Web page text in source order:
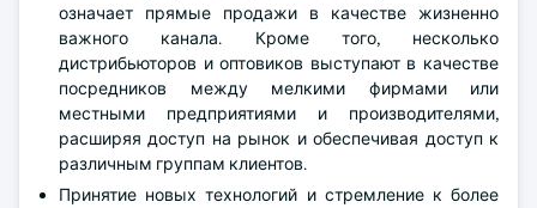
означает прямые продажи в качестве жизненно
важного канала. Кроме того, несколько
дистрибьюторов и оптовиков выступают в качестве
посредников между мелкими фирмами или
местными предприятиями и производителями,
расширяя доступ на рынок и обеспечивая доступ к
различным группам клиентов.
Принятие новых технологий и стремление к более